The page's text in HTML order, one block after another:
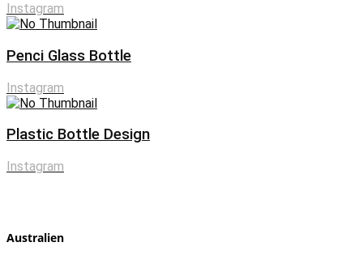
Instagram
Penci Glass Bottle
Instagram
Plastic Bottle Design
Instagram
Australien